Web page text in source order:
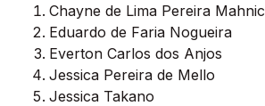
Chayne de Lima Pereira Mahnic
Eduardo de Faria Nogueira
Everton Carlos dos Anjos
Jessica Pereira de Mello
Jessica Takano